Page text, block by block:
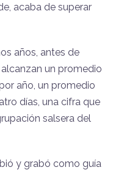
acaba de superar
años, antes de
un promedio
año, un promedio
días, una cifra que
salsera del
y grabó como guía